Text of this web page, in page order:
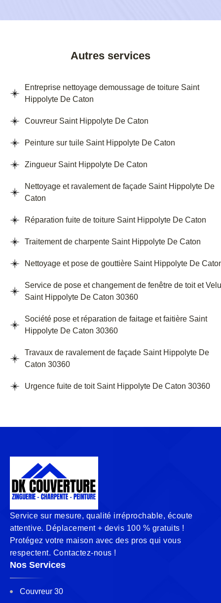
Autres services
Entreprise nettoyage demoussage de toiture Saint
Hippolyte De Caton
Couvreur Saint Hippolyte De Caton
Peinture sur tuile Saint Hippolyte De Caton
Zingueur Saint Hippolyte De Caton
Nettoyage et ravalement de façade Saint Hippolyte De
Caton
Réparation fuite de toiture Saint Hippolyte De Caton
Traitement de charpente Saint Hippolyte De Caton
Nettoyage et pose de gouttière Saint Hippolyte De
Service de pose et changement de fenêtre de toit et
Saint Hippolyte De Caton 30360
Société pose et réparation de faitage et faitière Saint
Hippolyte De Caton 30360
Travaux de ravalement de façade Saint Hippolyte De
Caton 30360
Urgence fuite de toit Saint Hippolyte De Caton 30360
Service sur mesure, qualité irréprochable, écoute
attentive. Déplacement + devis 100 % gratuits !
Protégez votre maison avec des pros qui vous
respectent. Contactez-nous !
Nos Services
Couvreur 30